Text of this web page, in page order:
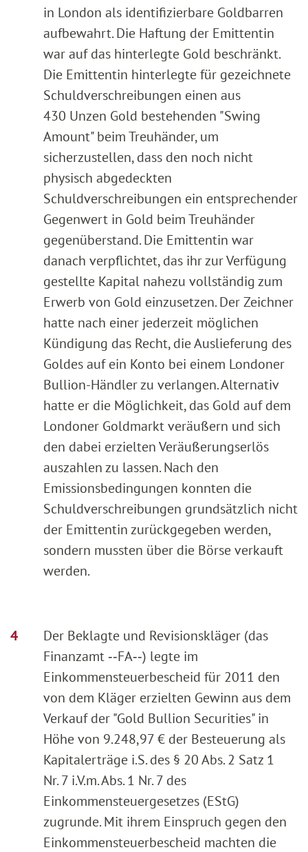
in London als identifizierbare Goldbarren
aufbewahrt. Die Haftung der Emittentin
war auf das hinterlegte Gold beschränkt.
Die Emittentin hinterlegte für gezeichnete
Schuldverschreibungen einen aus
430 Unzen Gold bestehenden "Swing
Amount" beim Treuhänder, um
sicherzustellen, dass den noch nicht
physisch abgedeckten
Schuldverschreibungen ein entsprechender
Gegenwert in Gold beim Treuhänder
gegenüberstand. Die Emittentin war
danach verpflichtet, das ihr zur Verfügung
gestellte Kapital nahezu vollständig zum
Erwerb von Gold einzusetzen. Der Zeichner
hatte nach einer jederzeit möglichen
Kündigung das Recht, die Auslieferung des
Goldes auf ein Konto bei einem Londoner
Bullion-Händler zu verlangen. Alternativ
hatte er die Möglichkeit, das Gold auf dem
Londoner Goldmarkt veräußern und sich
den dabei erzielten Veräußerungserlös
auszahlen zu lassen. Nach den
Emissionsbedingungen konnten die
Schuldverschreibungen grundsätzlich nicht
der Emittentin zurückgegeben werden,
sondern mussten über die Börse verkauft
werden.
Der Beklagte und Revisionskläger (das
Finanzamt ‑‑FA‑‑) legte im
Einkommensteuerbescheid für 2011 den
von dem Kläger erzielten Gewinn aus dem
Verkauf der "Gold Bullion Securities" in
Höhe von 9.248,97 € der Besteuerung als
Kapitalerträge i.S. des § 20 Abs. 2 Satz 1
Nr. 7 i.V.m. Abs. 1 Nr. 7 des
Einkommensteuergesetzes (EStG)
zugrunde. Mit ihrem Einspruch gegen den
Einkommensteuerbescheid machten die